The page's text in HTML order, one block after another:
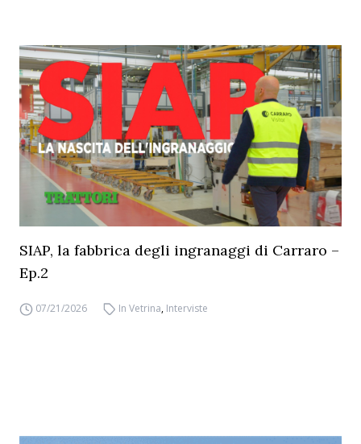
SIAP, la fabbrica degli ingranaggi di Carraro –
Ep.2
07/21/2026 In Vetrina, Interviste